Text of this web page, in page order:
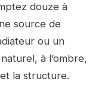
douze à
source de
ou un
à l’ombre,
la structure.